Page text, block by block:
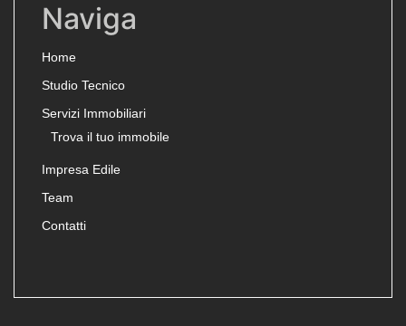
Naviga
Home
Studio Tecnico
Servizi Immobiliari
Trova il tuo immobile
Impresa Edile
Team
Contatti